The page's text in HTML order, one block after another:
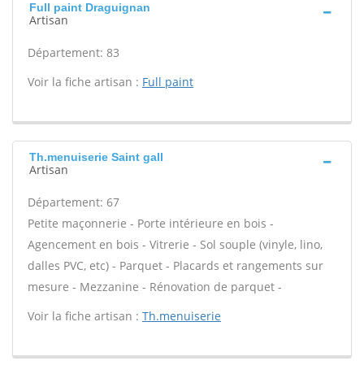
Full paint Draguignan
Artisan
Département: 83
Voir la fiche artisan : Full paint
Th.menuiserie Saint gall
Artisan
Département: 67
Petite maçonnerie - Porte intérieure en bois -
Agencement en bois - Vitrerie - Sol souple (vinyle, lino,
dalles PVC, etc) - Parquet - Placards et rangements sur
mesure - Mezzanine - Rénovation de parquet -
Voir la fiche artisan : Th.menuiserie